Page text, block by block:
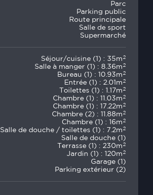
Parc
Parking public
Route principale
Salle de sport
Supermarché
Séjour/cuisine (1) : 35m2
Salle à manger (1) : 8.36m2
Bureau (1) : 10.93m2
Entrée (1) : 2.01m2
Toilettes (1) : 1.17m2
Chambre (1) : 11.03m2
Chambre (1) : 17.22m2
Chambre (2) : 11.88m2
Chambre (1) : 16m2
Salle de douche / toilettes (1) : 7.2m2
Salle de douche (1)
Terrasse (1) : 230m2
Jardin (1) : 120m2
Garage (1)
Parking extérieur (2)